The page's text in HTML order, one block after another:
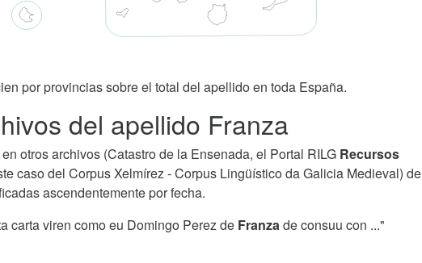
por provincias sobre el total del apellido en toda España.
del apellido Franza
otros archivos (Catastro de la Ensenada, el Portal RILG Recursos
caso del Corpus Xelmírez - Corpus Lingüístico da Galicia Medieval) de
ascendentemente por fecha.
carta viren como eu Domingo Perez de Franzade consuu con ..."